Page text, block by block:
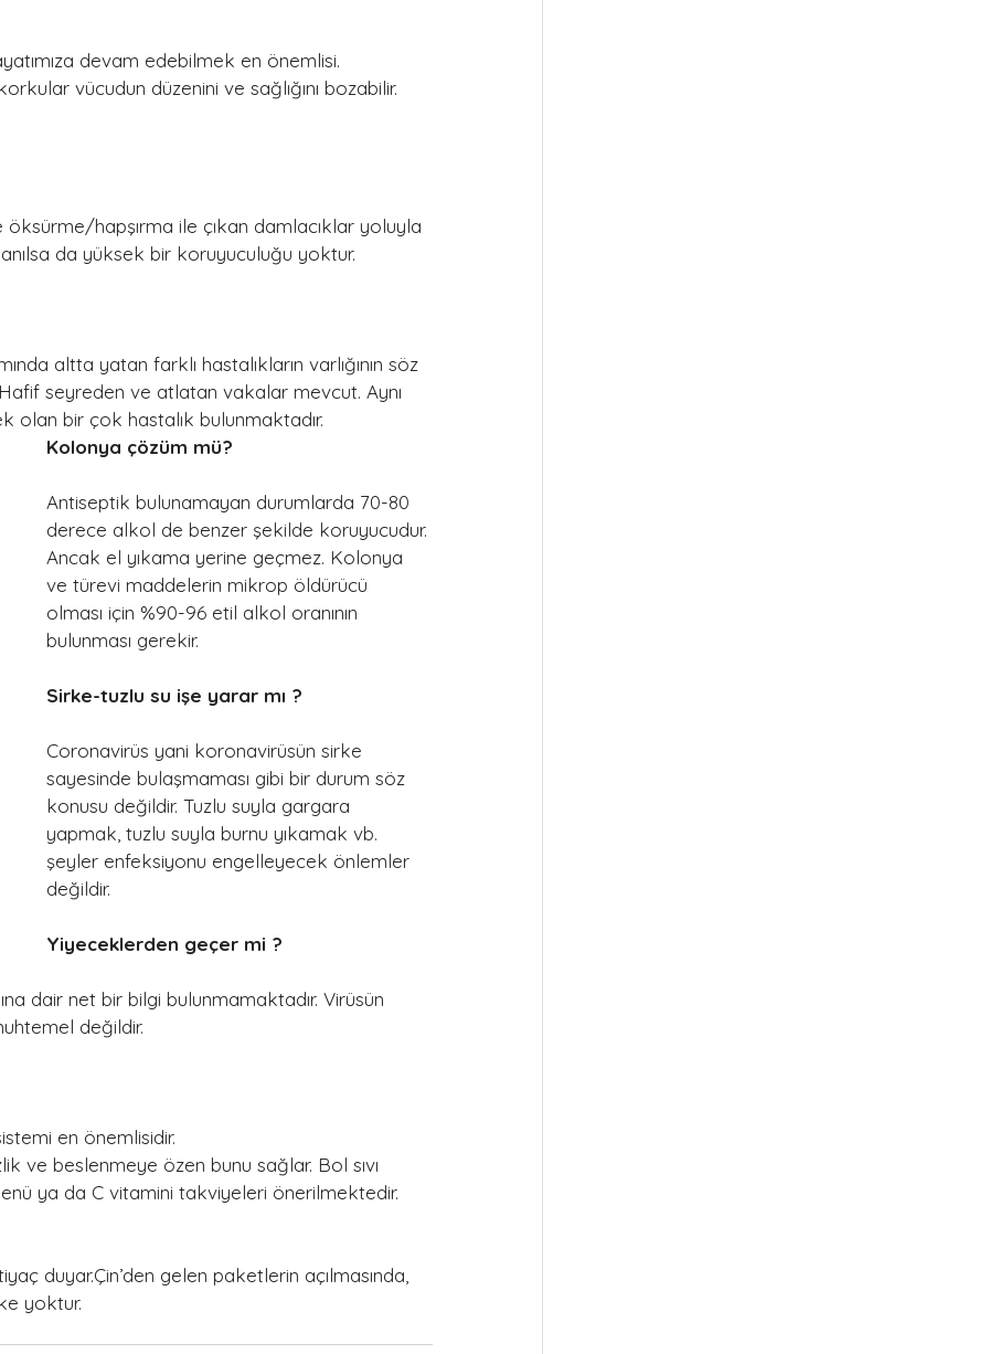
devam edebilmek en önemlisi.
vücudun düzenini ve sağlığını bozabilir.
hapşırma ile çıkan damlacıklar yoluyla
da yüksek bir koruyuculuğu yoktur.
altta yatan farklı hastalıkların varlığının söz
seyreden ve atlatan vakalar mevcut. Aynı
olan bir çok hastalık bulunmaktadır.
Kolonya çözüm mü?
Antiseptik bulunamayan durumlarda 70-80
derece alkol de benzer şekilde koruyucudur.
Ancak el yıkama yerine geçmez. Kolonya
ve türevi maddelerin mikrop öldürücü
olması için %90-96 etil alkol oranının
bulunması gerekir.
Sirke-tuzlu su işe yarar mı ?
Coronavirüs yani koronavirüsün sirke
sayesinde bulaşmaması gibi bir durum söz
konusu değildir. Tuzlu suyla gargara
yapmak, tuzlu suyla burnu yıkamak vb.
şeyler enfeksiyonu engelleyecek önlemler
değildir.
Yiyeceklerden geçer mi ?
dair net bir bilgi bulunmamaktadır. Virüsün
değildir.
en önemlisidir.
ve beslenmeye özen bunu sağlar. Bol sıvı
ya da C vitamini takviyeleri önerilmektedir.
duyar.Çin’den gelen paketlerin açılmasında,
yoktur.